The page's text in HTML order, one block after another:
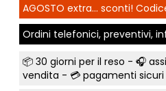
AGOSTO extra... sconti!
Ordini telefonici, preventivi,
📦 30 giorni per il reso - 🎧
vendita - 💳 pagamenti sicuri